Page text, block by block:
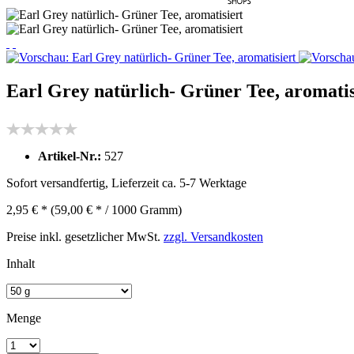
Earl Grey natürlich- Grüner Tee,
Artikel-Nr.: 527
Sofort versandfertig, Lieferzeit ca. 5-7 Werktage
2,95 € * (59,00 € * / 1000 Gramm)
Preise inkl. gesetzlicher MwSt. zzgl. Versandkosten
Inhalt
Menge